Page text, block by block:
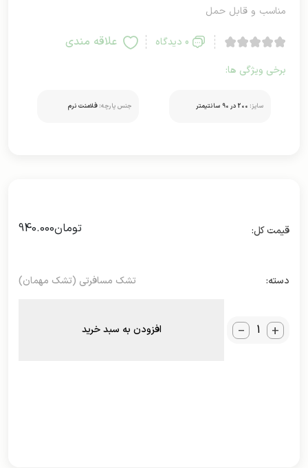
مناسب و قابل حمل
0 دیدگاه علاقه مندی
برخی ویژگی ها:
سایز: 200 در 90 سانتیمتر جنس پارچه: فلامنت نرم
تومان940.000
دسته: تشک مسافرتی (تشک مهمان)
_ + افزودن به سبد خرید